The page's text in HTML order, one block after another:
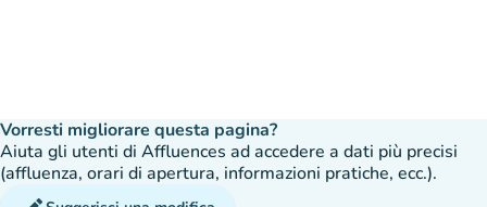
Vorresti migliorare questa pagina?
Aiuta gli utenti di Affluences ad accedere a dati più precisi
(affluenza, orari di apertura, informazioni pratiche, ecc.).